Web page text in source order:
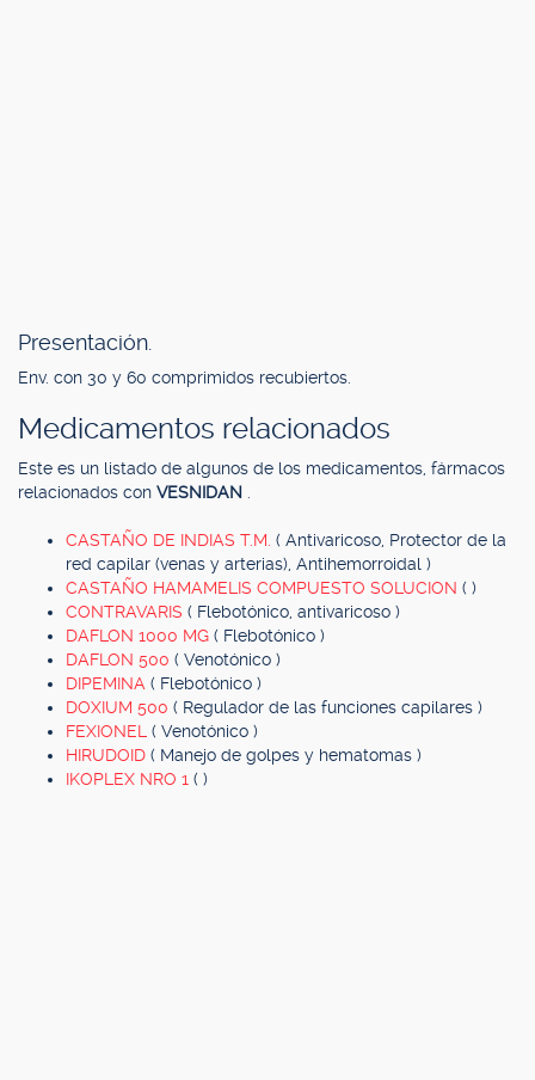
Presentación.
Env. con 30 y 60 comprimidos recubiertos.
Medicamentos relacionados
Este es un listado de algunos de los medicamentos, fármacos
relacionados con VESNIDAN
CASTAÑO DE INDIAS T.M. ( Antivaricoso, Protector de la
red capilar (venas y arterias), Antihemorroidal )
CASTAÑO HAMAMELIS COMPUESTO SOLUCION ( )
CONTRAVARIS ( Flebotónico, antivaricoso )
DAFLON 1000 MG ( Flebotónico )
DAFLON 500 ( Venotónico )
DIPEMINA ( Flebotónico )
DOXIUM 500 ( Regulador de las funciones capilares )
FEXIONEL ( Venotónico )
HIRUDOID ( Manejo de golpes y hematomas )
IKOPLEX NRO 1 ( )